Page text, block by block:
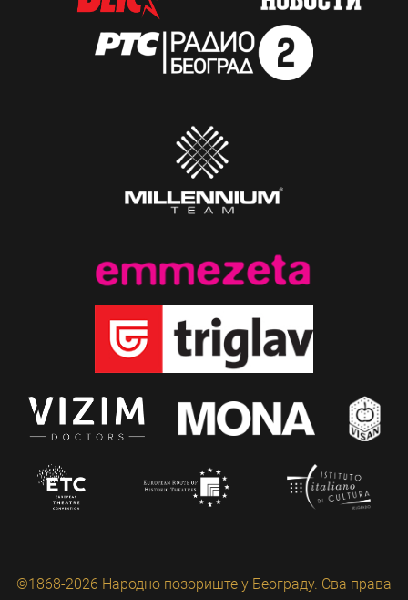
©1868-2026 Народно позориште у Београду. Сва права